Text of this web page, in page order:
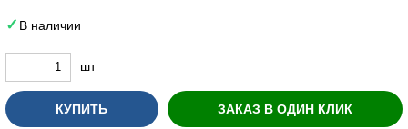
В наличии
шт
КУПИТЬ ЗАКАЗ В ОДИН КЛИК